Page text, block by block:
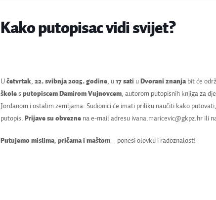
Kako putopisac vidi svijet?
U četvrtak,22. svibnja 2025. godine, u17 sati u Dvorani znanja bit će
škole sputopiscem Damirom Vujnovcem, autorom putopisnih knjiga za
Jordanom i ostalim zemljama. Sudionici će imati priliku naučiti kako
putopis. Prijave su obvezne na e-mail adresu ivana.maricevic@gkpz.hr ili
Putujemo mislima,pričama i maštom – ponesi olovku i radoznalost!